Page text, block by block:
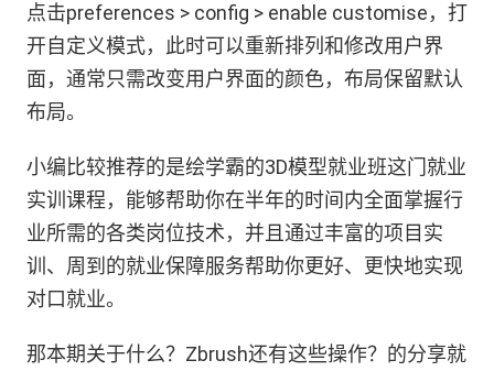
点击preferences > config > enable customise，打
开自定义模式，此时可以重新排列和修改用户界
面，通常只需改变用户界面的颜色，布局保留默认
布局。
小编比较推荐的是绘学霸的3D模型就业班这门就业
实训课程，能够帮助你在半年的时间内全面掌握行
业所需的各类岗位技术，并且通过丰富的项目实
训、周到的就业保障服务帮助你更好、更快地实现
对口就业。
那本期关于什么？Zbrush还有这些操作？的分享就